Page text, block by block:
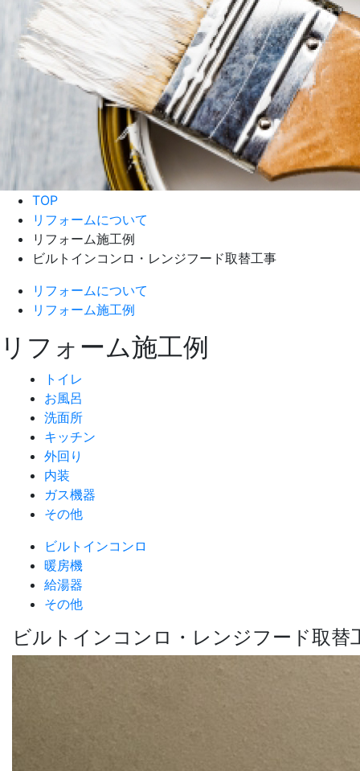
TOP
リフォームについて
リフォーム施工例
ビルトインコンロ・レンジフード取替工事
リフォームについて
リフォーム施工例
リフォーム施工例
トイレ
お風呂
洗面所
キッチン
外回り
内装
ガス機器
その他
ビルトインコンロ
暖房機
給湯器
その他
ビルトインコンロ・レンジフード取替